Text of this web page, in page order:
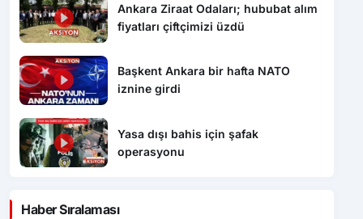
Ankara Ziraat Odaları; hububat alım
fiyatları çiftçimizi üzdü
Başkent Ankara bir hafta NATO
iznine girdi
Yasa dışı bahis için şafak
operasyonu
Haber Sıralaması